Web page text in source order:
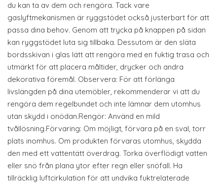
du kan ta av dem och rengöra. Tack vare
gaslyftmekanismen är ryggstödet också justerbart för att
passa dina behov. Genom att trycka på knappen på sidan
kan ryggstödet luta sig tillbaka. Dessutom är den släta
bordsskivan i glas lätt att rengöra med en fuktig trasa och
utmärkt för att placera måltider, drycker och andra
dekorativa föremål. Observera: För att förlänga
livslängden på dina utemöbler, rekommenderar vi att du
rengöra dem regelbundet och inte lämnar dem utomhus
utan skydd i onödan.Rengör: Använd en mild
tvållösning.Förvaring: Om möjligt, förvara på en sval, torr
plats inomhus. Om produkten förvaras utomhus, skydda
den med ett vattentätt överdrag. Torka överflödigt vatten
eller snö från plana ytor efter regn eller snöfall. Ha
tillräcklig luftcirkulation för att undvika fuktrelaterade